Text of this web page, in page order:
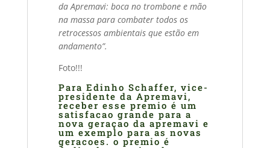
da Apremavi: boca no trombone e mão
na massa para combater todos os
retrocessos ambientais que estão em
andamento”.
Foto!!!
Para Edinho Schaffer, vice-
presidente da Apremavi,
receber esse premio é um
satisfacao grande para a
nova geraçao da apremavi e
um exemplo para as novas
geracoes. o premio é